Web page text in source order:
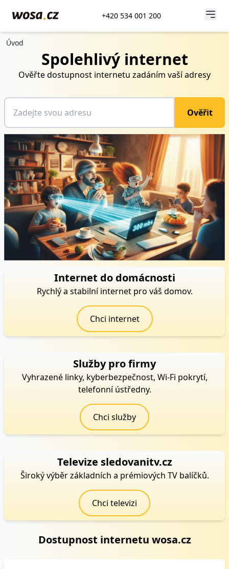
+420 534 001 200
Úvod
Spolehlivý internet
Ověřte dostupnost internetu zadáním vaší adresy
Ověřit
Internet do domácnosti
Rychlý a stabilní internet pro váš domov.
Chci internet
Služby pro firmy
Vyhrazené linky, kyberbezpečnost, Wi-Fi pokrytí,
telefonní ústředny.
Chci služby
Televize sledovanitv.cz
Široký výběr základních a prémiových TV balíčků.
Chci televizi
Dostupnost internetu wosa.cz